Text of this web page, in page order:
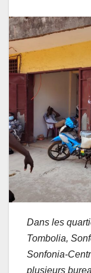
Dans les
Tombolia,
Sonfonia-
plusieurs